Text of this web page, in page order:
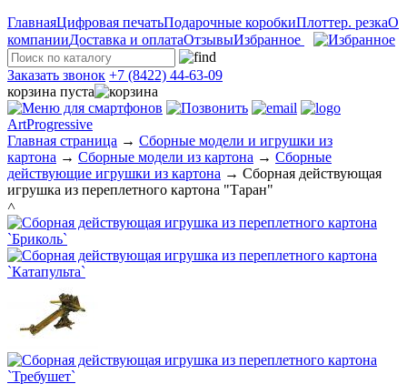
ГлавнаяЦифровая печатьПодарочные коробкиПлоттер. резкаО
компанииДоставка и оплатаОтзывыИзбранное
Заказать звонок +7 (8422) 44-63-09
корзина пуста
ArtProgressive
Главная страница → Сборные модели и игрушки из
картона → Сборные модели из картона → Сборные
действующие игрушки из картона → Сборная действующая
игрушка из переплетного картона "Таран"
˄